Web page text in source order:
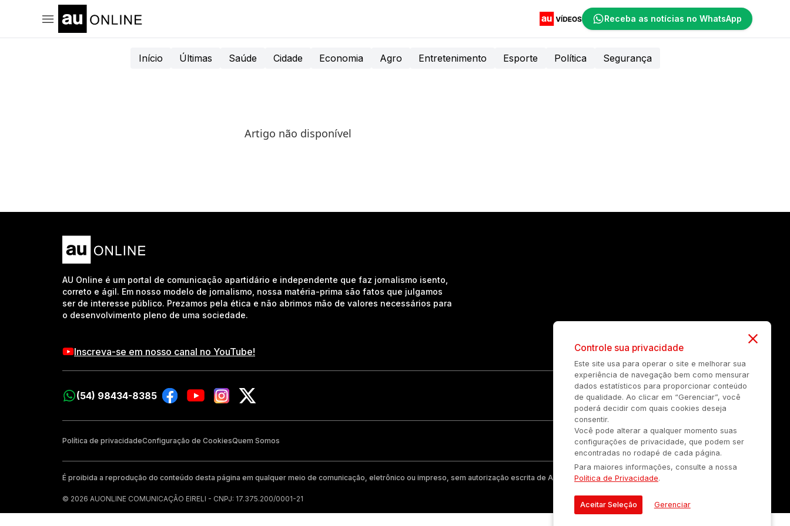
Receba as notícias no WhatsApp
Início Últimas Saúde Cidade Economia Agro Entretenimento Esporte Política Segurança
Artigo não disponível
AU Online é um portal de comunicação apartidário e independente que faz jornalismo isento,
correto e ágil. Em nosso modelo de jornalismo, nossa matéria-prima são fatos que julgamos
ser de interesse público. Prezamos pela ética e não abrimos mão de valores necessários para
o desenvolvimento pleno de uma sociedade.
Inscreva-se em nosso canal no YouTube!
(54) 98434-8385
Política de privacidadeConfiguração de CookiesQuem Somos
É proibida a reprodução do conteúdo desta página em qualquer meio de comunicação, eletrônico ou impreso, sem autorização escrita de Auonline Comunicação Eireli.
© 2026 AUONLINE COMUNICAÇÃO EIRELI - CNPJ: 17.375.200/0001-21
Controle sua privacidade
Este site usa para operar o site e melhorar sua
experiência de navegação bem como mensurar
dados estatísticos para proporcionar conteúdo
de qualidade. Ao clicar em “Gerenciar”, você
poderá decidir com quais cookies deseja
consentir.
Você pode alterar a qualquer momento suas
configurações de privacidade, que podem ser
encontradas no rodapé de cada página.
Para maiores informações, consulte a nossa
Política de Privacidade.
Aceitar Seleção Gerenciar